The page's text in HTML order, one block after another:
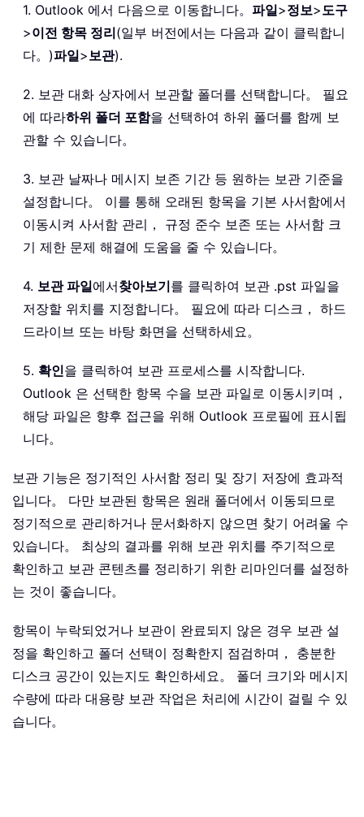
1. Outlook 에서 다음으로 이동합니다。 파일>정보>도구
>이전 항목 정리(일부 버전에서는 다음과 같이 클릭합니
다。)파일>보관).
2. 보관 대화 상자에서 보관할 폴더를 선택합니다。 필요
에 따라하위 폴더 포함을 선택하여 하위 폴더를 함께 보
관할 수 있습니다。
3. 보관 날짜나 메시지 보존 기간 등 원하는 보관 기준을
설정합니다。 이를 통해 오래된 항목을 기본 사서함에서
이동시켜 사서함 관리， 규정 준수 보존 또는 사서함 크
기 제한 문제 해결에 도움을 줄 수 있습니다。
4. 보관 파일에서찾아보기를 클릭하여 보관 .pst 파일을
저장할 위치를 지정합니다。 필요에 따라 디스크， 하드
드라이브 또는 바탕 화면을 선택하세요。
5. 확인을 클릭하여 보관 프로세스를 시작합니다.
Outlook 은 선택한 항목 수을 보관 파일로 이동시키며，
해당 파일은 향후 접근을 위해 Outlook 프로필에 표시됩
니다。
보관 기능은 정기적인 사서함 정리 및 장기 저장에 효과적
입니다。 다만 보관된 항목은 원래 폴더에서 이동되므로
정기적으로 관리하거나 문서화하지 않으면 찾기 어려울 수
있습니다。 최상의 결과를 위해 보관 위치를 주기적으로
확인하고 보관 콘텐츠를 정리하기 위한 리마인더를 설정하
는 것이 좋습니다。
항목이 누락되었거나 보관이 완료되지 않은 경우 보관 설
정을 확인하고 폴더 선택이 정확한지 점검하며， 충분한
디스크 공간이 있는지도 확인하세요。 폴더 크기와 메시지
수량에 따라 대용량 보관 작업은 처리에 시간이 걸릴 수 있
습니다。